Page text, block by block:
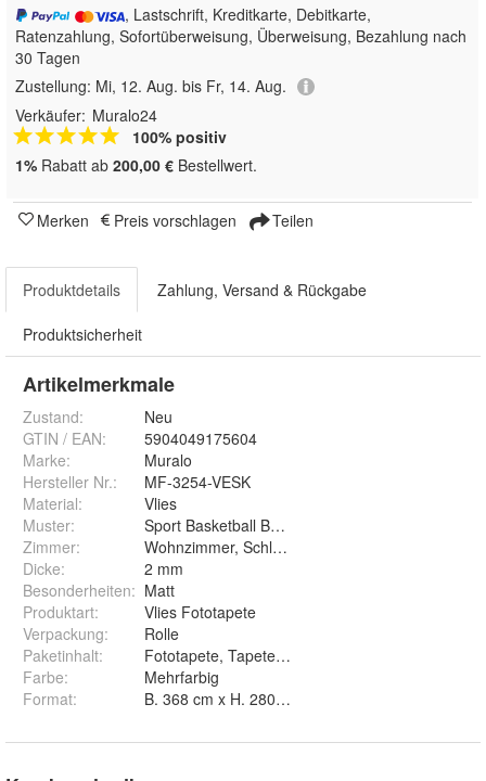
, Lastschrift, Kreditkarte, Debitkarte,
Ratenzahlung, Sofortüberweisung, Überweisung, Bezahlung nach
30 Tagen
Zustellung: Mi, 12. Aug. bis Fr, 14. Aug.
Verkäufer: Muralo24
100% positiv
1% Rabatt ab 200,00 € Bestellwert.
Merken Preis vorschlagen Teilen
Produktdetails Zahlung, Versand & Rückgabe
Produktsicherheit
Artikelmerkmale
Zustand:
Neu
GTIN / EAN:
5904049175604
Marke:
Muralo
Hersteller Nr.:
MF-3254-VESK
Material:
Vlies
Muster:
Sport Basketball Ball Sporthalle Abstrakt 3D
Zimmer:
Wohnzimmer, Schlafzimmer, Fitnessstudio,
Dicke:
2 mm
Besonderheiten: Matt
Produktart:
Vlies Fototapete
Verpackung:
Rolle
Paketinhalt:
Fototapete, Tapetenkleister, Montageanleitung
Farbe:
Mehrfarbig
Format: B. 368 cm x H. 280 cm, B. 460 cm x H. 300 cm,